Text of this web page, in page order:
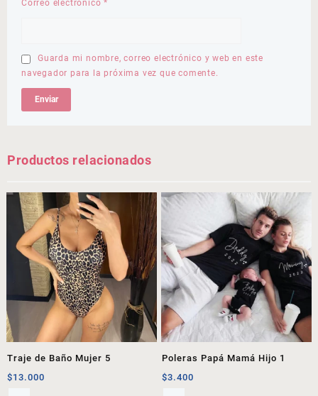
Correo electrónico*
Guarda mi nombre, correo electrónico y web en este
navegador para la próxima vez que comente.
Productos relacionados
Traje de Baño Mujer 5
$13.000
Poleras Papá Mamá Hijo 1
$3.400